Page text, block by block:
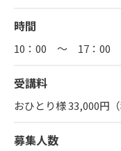
時間
10：00 ～ 17：00
受講料
おひとり様 33,000円（
募集人数